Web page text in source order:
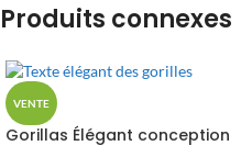
Produits connexes
VENTE
Gorillas Élégant conception